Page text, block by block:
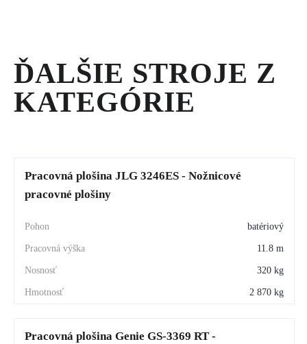
ĎALŠIE STROJE Z
KATEGÓRIE
Pracovná plošina JLG 3246ES - Nožnicové
pracovné plošiny
batériový
11.8 m
320 kg
2 870 kg
Pracovná plošina Genie GS-3369 RT -